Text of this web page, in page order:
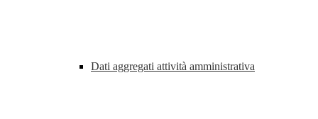
Dati aggregati attività amministrativa